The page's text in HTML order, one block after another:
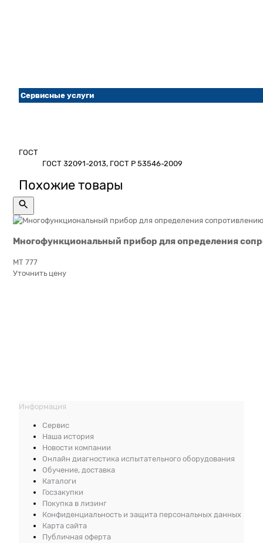
Сервисные услуги
ГОСТ
ГОСТ 32091-2013, ГОСТ Р 53546-2009
Похожие товары
Многофункциональный прибор для определения
МТ 777
Уточнить цену
Информация
Сервис
Наша история
Новости компании
Онлайн диагностика испытательного оборудования
Обучение, доставка
Каталоги
Госзакупки
Покупка в лизинг
Конфиденциальность и защита персональных данных
Карта сайта
Публичная оферта